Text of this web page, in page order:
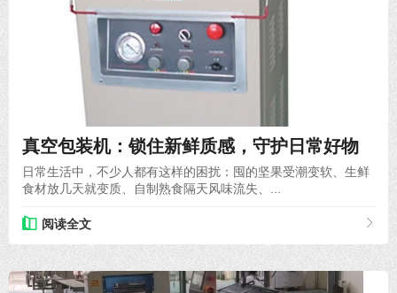
真空包装机：锁住新鲜质感，守护日常好物
日常生活中，不少人都有这样的困扰：囤的坚果受潮变软、生鲜
食材放几天就变质、自制熟食隔天风味流失、...
阅读全文